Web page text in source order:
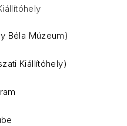
Béla Múzeum)
Kiállítóhely)